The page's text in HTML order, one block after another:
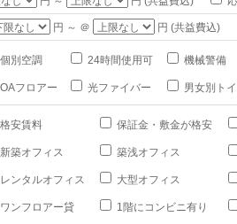
円 ～ ＠ 円 (共益費込)
個別空調 24時間使用可 機械警備
OAフロアー 光ファイバー 男女別ト
格安賃料 保証金・敷金が格安
新築オフィス 築浅オフィス
レンタルオフィス 大型オフィス
ワンフロアー貸 1階にコンビニ有り